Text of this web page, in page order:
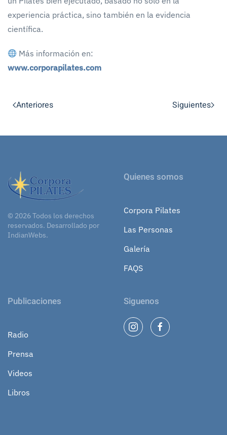
experiencia práctica, sino también en la evidencia
científica.
Más información en:
www.corporapilates.com
Anteriores Siguientes
© 2026Todos los derechos
reservados. Desarrollado por
IndianWebs.
Quienes somos
Corpora Pilates
Las Personas
Galería
FAQS
Publicaciones
Radio
Prensa
Videos
Libros
Siguenos